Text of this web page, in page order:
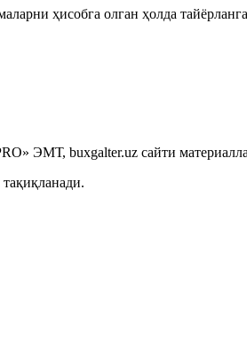
ҳисобга олган ҳолда
ЭМТ, buxgalter.uz сайти